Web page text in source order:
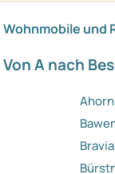
und
Von A nach